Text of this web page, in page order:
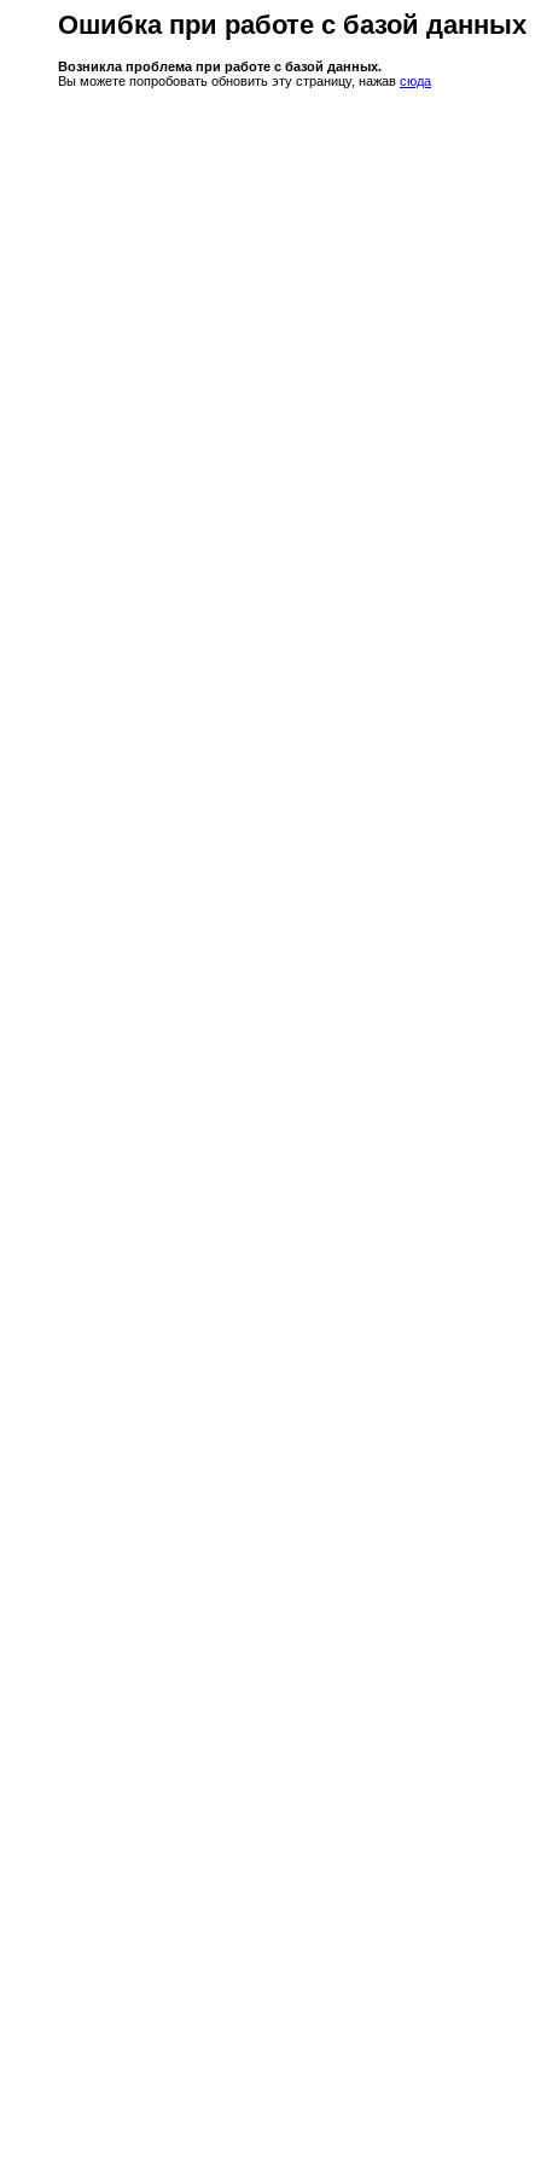
Ошибка при работе с базой данных
Возникла проблема при работе с базой данных.
Вы можете попробовать обновить эту страницу, нажав сюда